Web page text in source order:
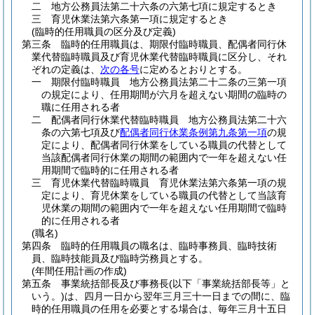
二
地方公務員法第二十六条の六第七項に規定するとき
三
育児休業法第六条第一項に規定するとき
(臨時的任用職員の区分及び定義)
第三条
臨時的任用職員は、期限付臨時職員、配偶者同行休
業代替臨時職員及び育児休業代替臨時職員に区分し、それ
ぞれの定義は、 次の各号に定めるとおりとする。
一
期限付臨時職員 地方公務員法第二十二条の三第一項
の規定により、任用期間が六月を超えない期間の臨時の
職に任用される者
二
配偶者同行休業代替臨時職員 地方公務員法第二十六
条の六第七項及び配偶者同行休業条例第九条第一項の規
定により、配偶者同行休業をしている職員の代替として
当該配偶者同行休業の期間の範囲内で一年を超えない任
用期間で臨時的に任用される者
三
育児休業代替臨時職員 育児休業法第六条第一項の規
定により、育児休業をしている職員の代替として当該育
児休業の期間の範囲内で一年を超えない任用期間で臨時
的に任用される者
(職名)
第四条
臨時的任用職員の職名は、臨時事務員、臨時技術
員、臨時技能員及び臨時労務員とする。
(年間任用計画の作成)
第五条
事業統括部長及び事務長(以下「事業統括部長等」と
いう。)は、四月一日から翌年三月三十一日までの間に、臨
時的任用職員の任用を必要とする場合は、毎年三月十五日